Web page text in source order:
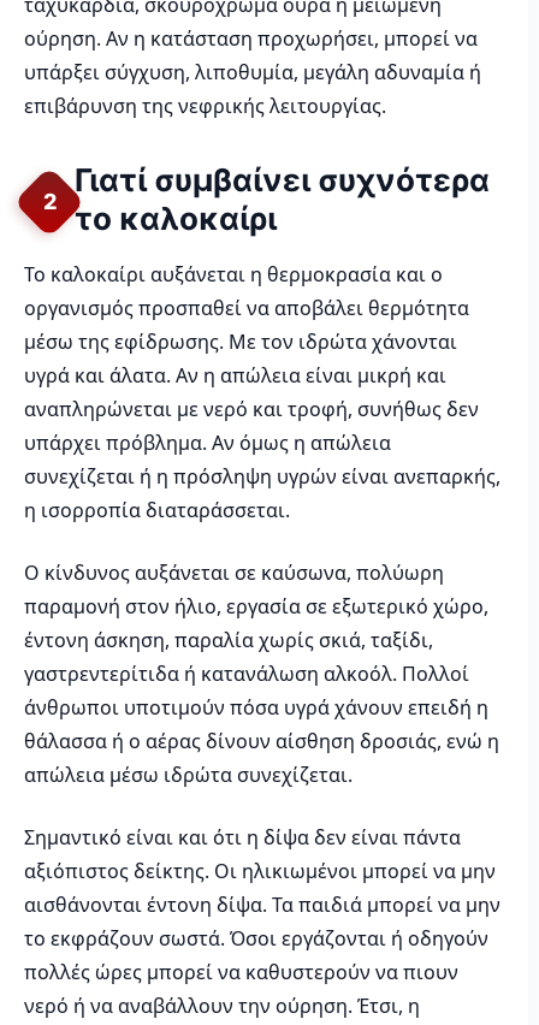
ούρηση. Αν η κατάσταση προχωρήσει, μπορεί να
υπάρξει σύγχυση, λιποθυμία, μεγάλη αδυναμία ή
επιβάρυνση της νεφρικής λειτουργίας.
2
Γιατί συμβαίνει συχνότερα
το καλοκαίρι
Το καλοκαίρι αυξάνεται η θερμοκρασία και ο
οργανισμός προσπαθεί να αποβάλει θερμότητα
μέσω της εφίδρωσης. Με τον ιδρώτα χάνονται
υγρά και άλατα. Αν η απώλεια είναι μικρή και
αναπληρώνεται με νερό και τροφή, συνήθως δεν
υπάρχει πρόβλημα. Αν όμως η απώλεια
συνεχίζεται ή η πρόσληψη υγρών είναι ανεπαρκής,
η ισορροπία διαταράσσεται.
Ο κίνδυνος αυξάνεται σε καύσωνα, πολύωρη
παραμονή στον ήλιο, εργασία σε εξωτερικό χώρο,
έντονη άσκηση, παραλία χωρίς σκιά, ταξίδι,
γαστρεντερίτιδα ή κατανάλωση αλκοόλ. Πολλοί
άνθρωποι υποτιμούν πόσα υγρά χάνουν επειδή η
θάλασσα ή ο αέρας δίνουν αίσθηση δροσιάς, ενώ η
απώλεια μέσω ιδρώτα συνεχίζεται.
Σημαντικό είναι και ότι η δίψα δεν είναι πάντα
αξιόπιστος δείκτης. Οι ηλικιωμένοι μπορεί να μην
αισθάνονται έντονη δίψα. Τα παιδιά μπορεί να μην
το εκφράζουν σωστά. Όσοι εργάζονται ή οδηγούν
πολλές ώρες μπορεί να καθυστερούν να πιουν
νερό ή να αναβάλλουν την ούρηση. Έτσι, η